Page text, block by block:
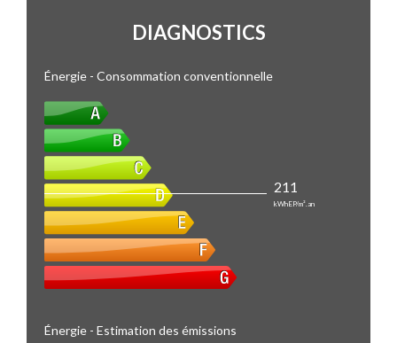
DIAGNOSTICS
Énergie - Consommation conventionnelle
211
kWhEP/m².an
Énergie - Estimation des émissions